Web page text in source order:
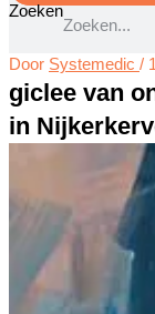
Zoeken
Door Systemedic /
giclee van
in